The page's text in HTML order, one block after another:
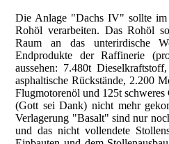
Die Anlage "Dachs IV" sollte im
Rohöl verarbeiten. Das Rohöl
Raum an das unterirdische
Endprodukte der Raffinerie
aussehen: 7.480t
asphaltische Rückstände, 2.200
Flugmotorenöl und 125t
(Gott sei Dank) nicht mehr
Verlagerung "Basalt" sind nur
und das nicht vollendete